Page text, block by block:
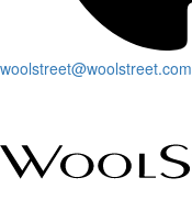
woolstreet@woolstreet.com